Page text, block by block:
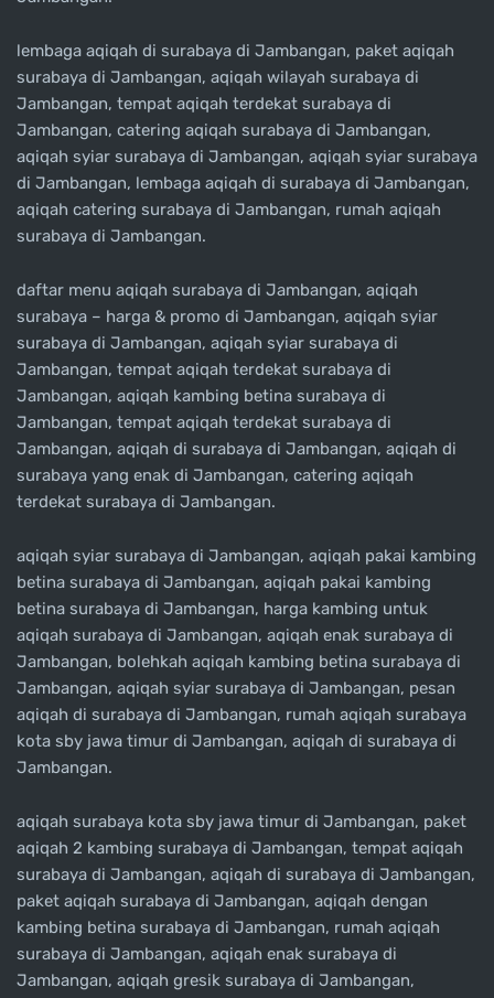
lembaga aqiqah di surabaya di Jambangan, paket aqiqah
surabaya di Jambangan, aqiqah wilayah surabaya di
Jambangan, tempat aqiqah terdekat surabaya di
Jambangan, catering aqiqah surabaya di Jambangan,
aqiqah syiar surabaya di Jambangan, aqiqah syiar surabaya
di Jambangan, lembaga aqiqah di surabaya di Jambangan,
aqiqah catering surabaya di Jambangan, rumah aqiqah
surabaya di Jambangan.
daftar menu aqiqah surabaya di Jambangan, aqiqah
surabaya – harga & promo di Jambangan, aqiqah syiar
surabaya di Jambangan, aqiqah syiar surabaya di
Jambangan, tempat aqiqah terdekat surabaya di
Jambangan, aqiqah kambing betina surabaya di
Jambangan, tempat aqiqah terdekat surabaya di
Jambangan, aqiqah di surabaya di Jambangan, aqiqah di
surabaya yang enak di Jambangan, catering aqiqah
terdekat surabaya di Jambangan.
aqiqah syiar surabaya di Jambangan, aqiqah pakai kambing
betina surabaya di Jambangan, aqiqah pakai kambing
betina surabaya di Jambangan, harga kambing untuk
aqiqah surabaya di Jambangan, aqiqah enak surabaya di
Jambangan, bolehkah aqiqah kambing betina surabaya di
Jambangan, aqiqah syiar surabaya di Jambangan, pesan
aqiqah di surabaya di Jambangan, rumah aqiqah surabaya
kota sby jawa timur di Jambangan, aqiqah di surabaya di
Jambangan.
aqiqah surabaya kota sby jawa timur di Jambangan, paket
aqiqah 2 kambing surabaya di Jambangan, tempat aqiqah
surabaya di Jambangan, aqiqah di surabaya di Jambangan,
paket aqiqah surabaya di Jambangan, aqiqah dengan
kambing betina surabaya di Jambangan, rumah aqiqah
surabaya di Jambangan, aqiqah enak surabaya di
Jambangan, aqiqah gresik surabaya di Jambangan,